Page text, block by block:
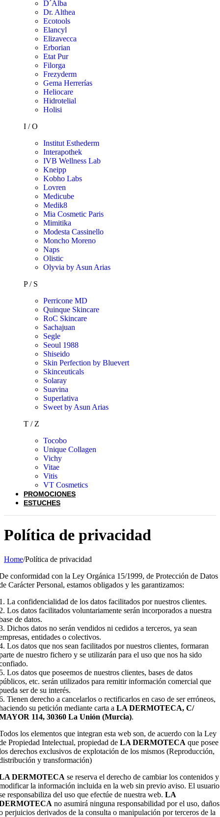
D´Alba
Dr. Althea
Ecotools
Elancyl
Elizavecca
Erborian
Etat Pur
Filorga
Frezyderm
Gema Herrerías
Heliocare
Hidrotelial
Holisi
I / O
Institut Esthederm
Interapothek
IVB Wellness Lab
Kneipp
Kobho Labs
Lovren
Medicube
Medik8
Mia Cosmetic Paris
Mimitika
Modesta Cassinello
Moncho Moreno
Naps
Olistic
Olyvia by Asun Arias
P / S
Perricone MD
Quinque Skincare
RoC Skincare
Sachajuan
Segle
Seoul 1988
Shiseido
Skin Perfection by Bluevert
Skinceuticals
Solaray
Suavina
Superlativa
Sweet by Asun Arias
T / Z
Tocobo
Unique Collagen
Vichy
Vitae
Vitis
VT Cosmetics
PROMOCIONES
ESTUCHES
Política de privacidad
Home/Política de privacidad
conformidad con la Ley Orgánica 15/1999, de Protección de Datos
Carácter Personal, estamos obligados y les garantizamos:
La confidencialidad de los datos facilitados por nuestros clientes.
Los datos facilitados voluntariamente serán incorporados a nuestra
de datos.
Dichos datos no serán vendidos ni cedidos a terceros, ya sean
entidades o colectivos.
Los datos que nos sean facilitados por nuestros clientes, formaran
de nuestro fichero y se utilizarán para el uso que nos ha sido
Los datos que poseemos de nuestros clientes, bases de datos
etc. serán utilizados para remitir información comercial que
ser de su interés.
Tienen derecho a cancelarlos o rectificarlos en caso de ser erróneos,
su petición mediante carta a LA DERMOTECA, C/
114, 30360 La Unión (Murcia).
los elementos que integran esta web son, de acuerdo con la Ley
Propiedad Intelectual, propiedad de LA DERMOTECA que posee
derechos exclusivos de explotación de los mismos (Reproducción,
y transformación)
DERMOTECA se reserva el derecho de cambiar los contenidos y
la información incluida en la web sin previo aviso. El usuario
responsabiliza del uso que efectúe de nuestra web. LA
no asumirá ninguna responsabilidad por el uso, daños
perjuicios derivados de la consulta o manipulación por terceros de la